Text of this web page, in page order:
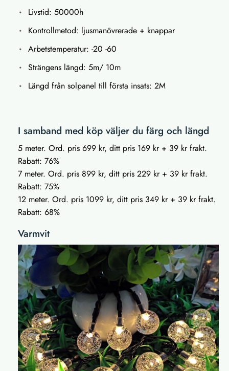
Livstid: 50000h
Kontrollmetod: ljusmanövrerade + knappar
Arbetstemperatur: -20 -60
Strängens längd: 5m/ 10m
Längd från solpanel till första insats: 2M
I samband med köp väljer du färg och längd
5 meter. Ord. pris 699 kr, ditt pris 169 kr + 39 kr frakt.
Rabatt: 76%
7 meter. Ord. pris 899 kr, ditt pris 229 kr + 39 kr frakt.
Rabatt: 75%
12 meter. Ord. pris 1099 kr, ditt pris 349 kr + 39 kr frakt.
Rabatt: 68%
Varmvit